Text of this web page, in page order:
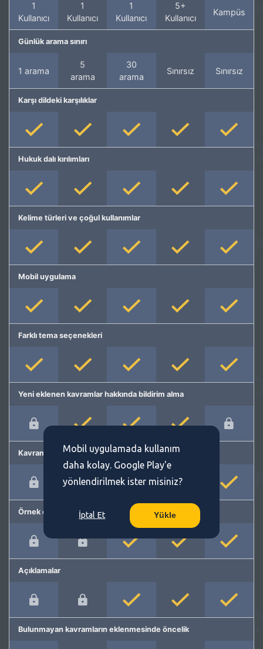
1
Kullanıcı
1
Kullanıcı
1
Kullanıcı
5+
Kullanıcı
Kampüs
Günlük arama sınırı
1 arama
5
arama
30
arama
Sınırsız Sınırsız
Karşı dildeki karşılıklar
Hukuk dalı kırılımları
Kelime türleri ve çoğul kullanımlar
Mobil uygulama
Farklı tema seçenekleri
Yeni eklenen kavramlar hakkında bildirim alma
Kavram önerme
Örnek cümleler
Açıklamalar
Bulunmayan kavramların eklenmesinde öncelik
Mobil uygulamada kullanım
daha kolay. Google Play'e
yönlendirilmek ister misiniz?
İptal Et Yükle